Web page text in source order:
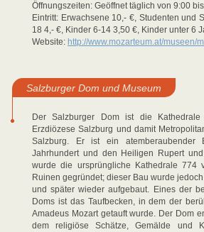
Öffnungszeiten: Geöffnet täglich von 9:00
Eintritt: Erwachsene 10,- €, Studenten und
18 4,- €, Kinder 6-14 3,50 €, Kinder unter 6
Website: http://www.mozarteum.at/museen/
Salzburger Dom und Museum
Der Salzburger Dom ist die Kathedrale
Erzdiözese Salzburg und damit
Salzburg. Er ist ein atemberaubender
Jahrhundert und den Heiligen Rupert
wurde die ursprüngliche Kathedrale 774
Ruinen gegründet; dieser Bau wurde
und später wieder aufgebaut. Eines der
Doms ist das Taufbecken, in dem der
Amadeus Mozart getauft wurde. Der Dom
dem religiöse Schätze, Gemälde und